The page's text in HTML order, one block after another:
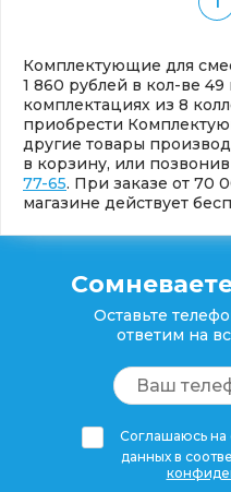
Комплектующие для
1 860 рублей в кол-ве
комплектациях из 8
приобрести
другие товары
в корзину, или
77-65. При заказе от 70
магазине действует
Оставьте
ответим на
Соглашаюсь на
данных в